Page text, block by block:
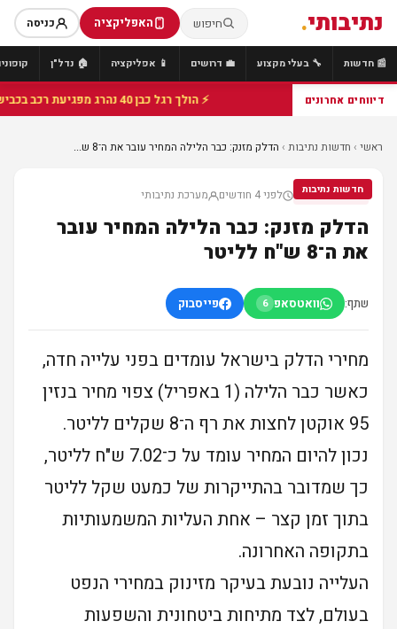
נתיבותי. חיפוש האפליקציה כניסה
📰 חדשות 🔧 בעלי מקצוע 💼 דרושים 📱 אפליקציה 🏠 נדל"ן
דיווחים אחרונים ⚡ הולך רגל כבן 40 נהרג מפגיעת רכב בכביש 25 סמוך לצומת הנשיא, מתנדבי זק"א פועלו בזירה
ראשי › חדשות נתיבות › הדלק מזנק: כבר הלילה המחיר עובר את ה־8 ש...
חדשות נתיבות
חדשות נתיבות לפני 4 חודשים מערכת נתיבותי
הדלק מזנק: כבר הלילה המחיר עובר
את ה־8 ש"ח לליטר
שתף: וואטסאפ 6 פייסבוק
מחירי הדלק בישראל עומדים בפני עלייה חדה,
כאשר כבר הלילה (1 באפריל) צפוי מחיר בנזין
95 אוקטן לחצות את רף ה־8 שקלים לליטר.
נכון להיום המחיר עומד על כ־7.02 ש"ח לליטר,
כך שמדובר בהתייקרות של כמעט שקל לליטר
בתוך זמן קצר – אחת העליות המשמעותיות
בתקופה האחרונה.
העלייה נובעת בעיקר מזינוק במחירי הנפט
בעולם, לצד מתיחות ביטחונית והשפעות